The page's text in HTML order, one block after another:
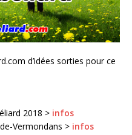
d’idées sorties pour ce
2018 > infos
Vermondans > infos